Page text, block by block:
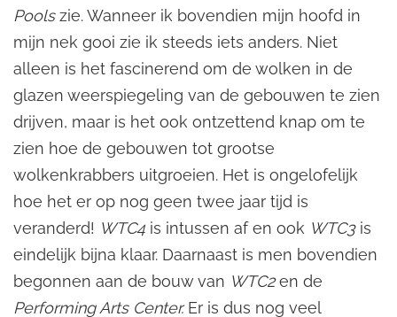
Poolszie. Wanneer ik bovendien mijn hoofd in
mijn nek gooi zie ik steeds iets anders. Niet
alleen is het fascinerend om de wolken in de
glazen weerspiegeling van de gebouwen te zien
drijven, maar is het ook ontzettend knap om te
zien hoe de gebouwen tot grootse
wolkenkrabbers uitgroeien. Het is ongelofelijk
hoe het er op nog geen twee jaar tijd is
veranderd! WTC4 is intussen af en ook WTC3is
eindelijk bijna klaar. Daarnaast is men bovendien
begonnen aan de bouw van WTC2en de
Performing Arts Center.Er is dus nog veel